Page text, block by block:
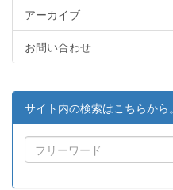
アーカイブ
お問い合わせ
サイト内の検索はこちらから。